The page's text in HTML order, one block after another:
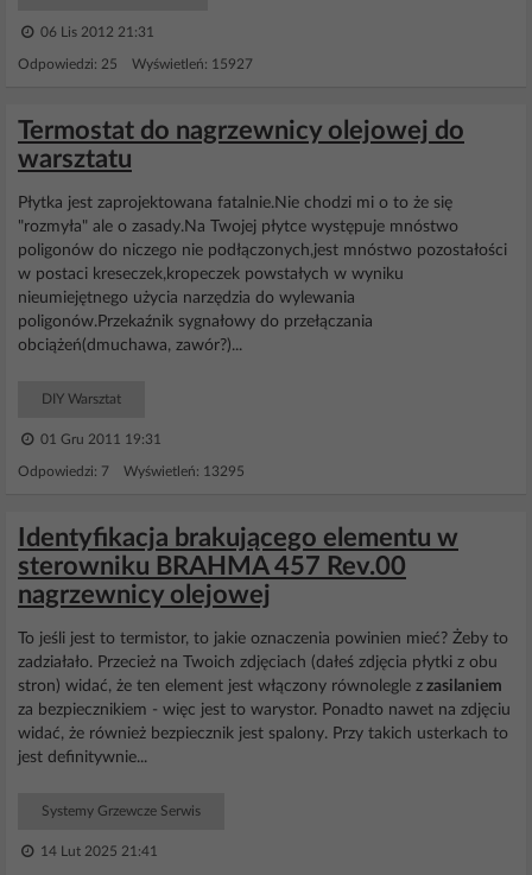
06 Lis 2012 21:31
Odpowiedzi: 25 Wyświetleń: 15927
Termostat do nagrzewnicy olejowej do
warsztatu
Płytka jest zaprojektowana fatalnie.Nie chodzi mi o to że się
"rozmyła" ale o zasady.Na Twojej płytce występuje mnóstwo
poligonów do niczego nie podłączonych,jest mnóstwo pozostałości
w postaci kreseczek,kropeczek powstałych w wyniku
nieumiejętnego użycia narzędzia do wylewania
poligonów.Przekaźnik sygnałowy do przełączania
obciążeń(dmuchawa, zawór?)...
DIY Warsztat
01 Gru 2011 19:31
Odpowiedzi: 7 Wyświetleń: 13295
Identyfikacja brakującego elementu w
sterowniku BRAHMA 457 Rev.00
nagrzewnicy olejowej
To jeśli jest to termistor, to jakie oznaczenia powinien mieć? Żeby to
zadziałało. Przecież na Twoich zdjęciach (dałeś zdjęcia płytki z obu
stron) widać, że ten element jest włączony równolegle z zasilaniem
za bezpiecznikiem - więc jest to warystor. Ponadto nawet na zdjęciu
widać, że również bezpiecznik jest spalony. Przy takich usterkach to
jest definitywnie...
Systemy Grzewcze Serwis
14 Lut 2025 21:41